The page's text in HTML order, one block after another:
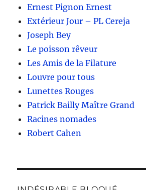
Ernest Pignon Ernest
Extérieur Jour – PL Cereja
Joseph Bey
Le poisson rêveur
Les Amis de la Filature
Louvre pour tous
Lunettes Rouges
Patrick Bailly Maître Grand
Racines nomades
Robert Cahen